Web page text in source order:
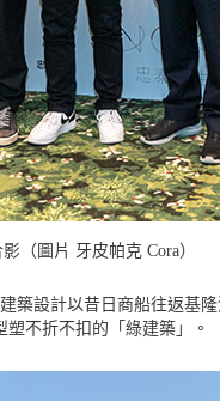
（圖片 牙皮帕克 Cora）
築設計以昔日商船往返基
不折不扣的「綠建築」。